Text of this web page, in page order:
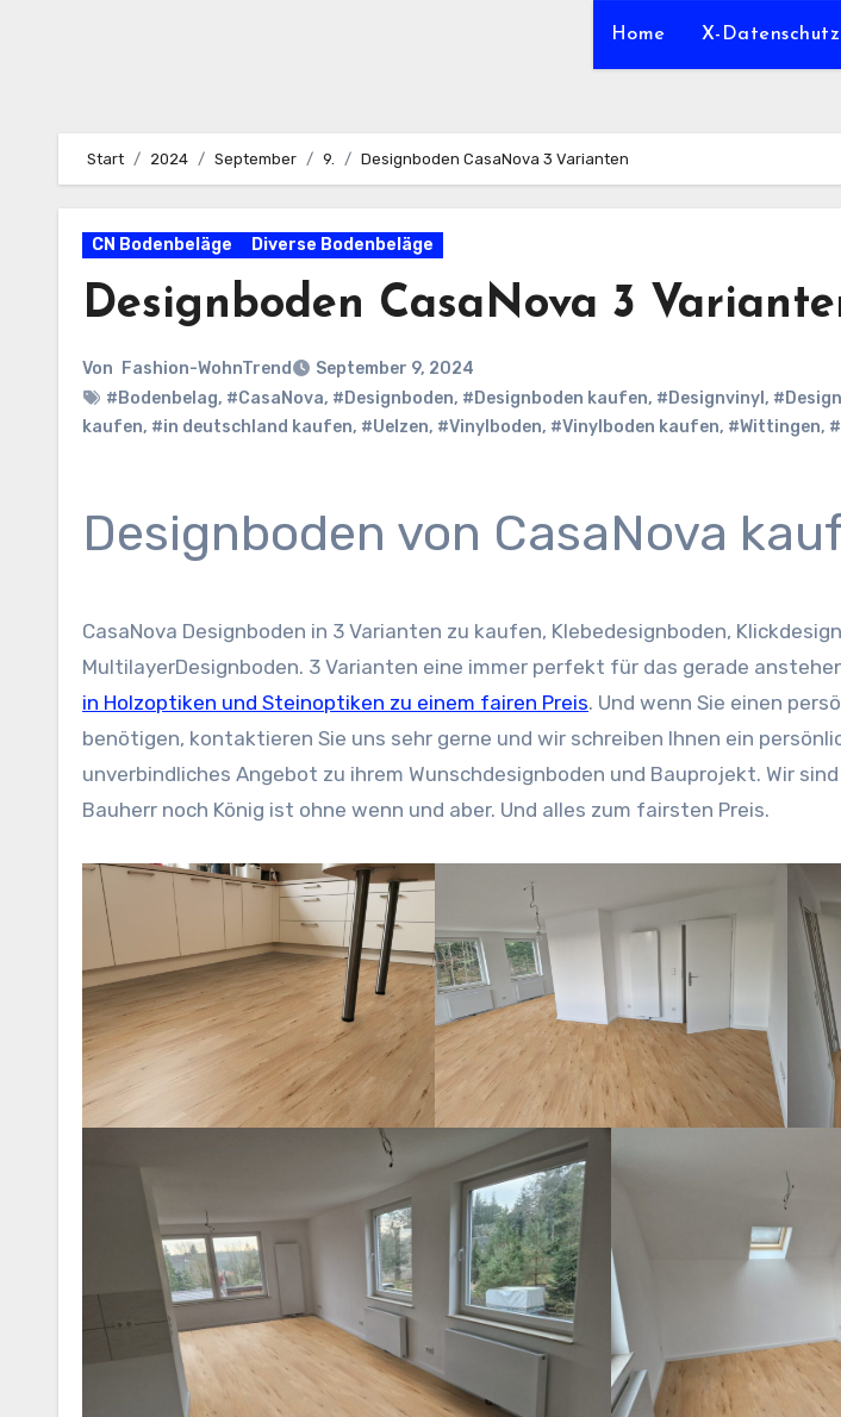
Home X-Datenschutz
Start 2024 September 9. Designboden CasaNova 3 Varianten
CN Bodenbeläge Diverse Bodenbeläge
Designboden CasaNova 3
Von Fashion-WohnTrend
September 9, 2024
#Bodenbelag, #CasaNova, #Designboden, #Designboden kaufen, #Designvinyl ,
kaufen, #in deutschland kaufen, #Uelzen, #Vinylboden, #Vinylboden kaufen, #Wittingen,
Designboden von CasaNova
CasaNova Designboden in 3 Varianten zu kaufen, Klebedesignboden,
MultilayerDesignboden. 3 Varianten eine immer perfekt für das gerade
in Holzoptiken und Steinoptiken zu einem fairen Preis. Und wenn Sie einen
benötigen, kontaktieren Sie uns sehr gerne und wir schreiben Ihnen ein
unverbindliches Angebot zu ihrem Wunschdesignboden und Bauprojekt. Wir
Bauherr noch König ist ohne wenn und aber. Und alles zum fairsten Preis.